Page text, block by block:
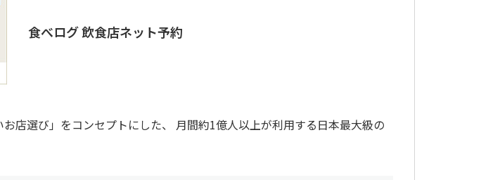
食べログ 飲食店ネット予約
店選び」をコンセプトにした、 月間約1億人以上が利用する日本最大級の